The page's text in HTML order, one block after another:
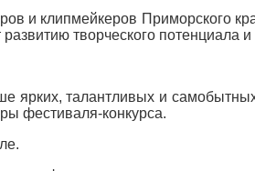
и клипмейкеров Приморского
творческого
ярких, талантливых и
фестиваля-конкурса.